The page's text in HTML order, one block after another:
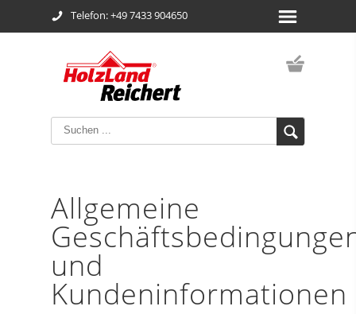
Telefon: +49 7433 904650
Allgemeine
und
Kundeninformationen